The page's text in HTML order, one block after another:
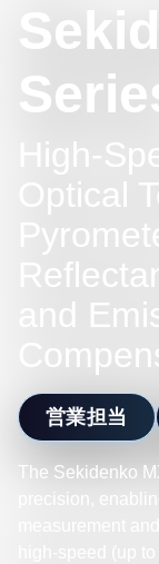
High-
Optical
and
営業担当
The Sekidenko
precision,